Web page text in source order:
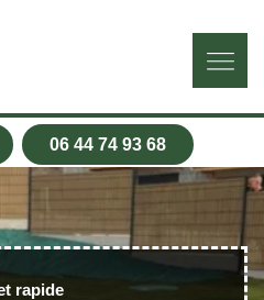
06 44 74 93 68
rapide